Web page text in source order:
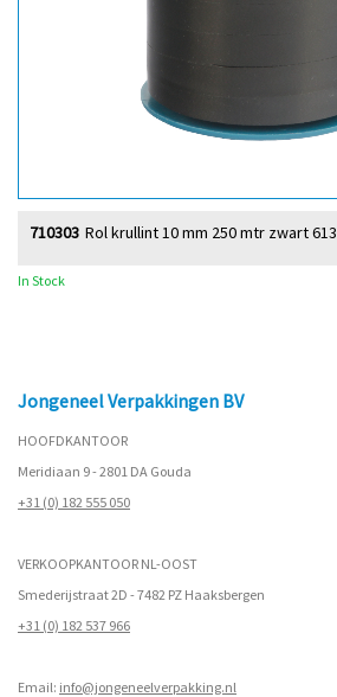
Rol krullint 10 mm 250 mtr zwart 613
710303
In Stock
Jongeneel Verpakkingen BV
HOOFDKANTOOR
Meridiaan 9 - 2801 DA Gouda
+31 (0) 182 555 050
VERKOOPKANTOOR NL-OOST
Smederijstraat 2D - 7482 PZ Haaksbergen
+31 (0) 182 537 966
Email: info@jongeneelverpakking.nl